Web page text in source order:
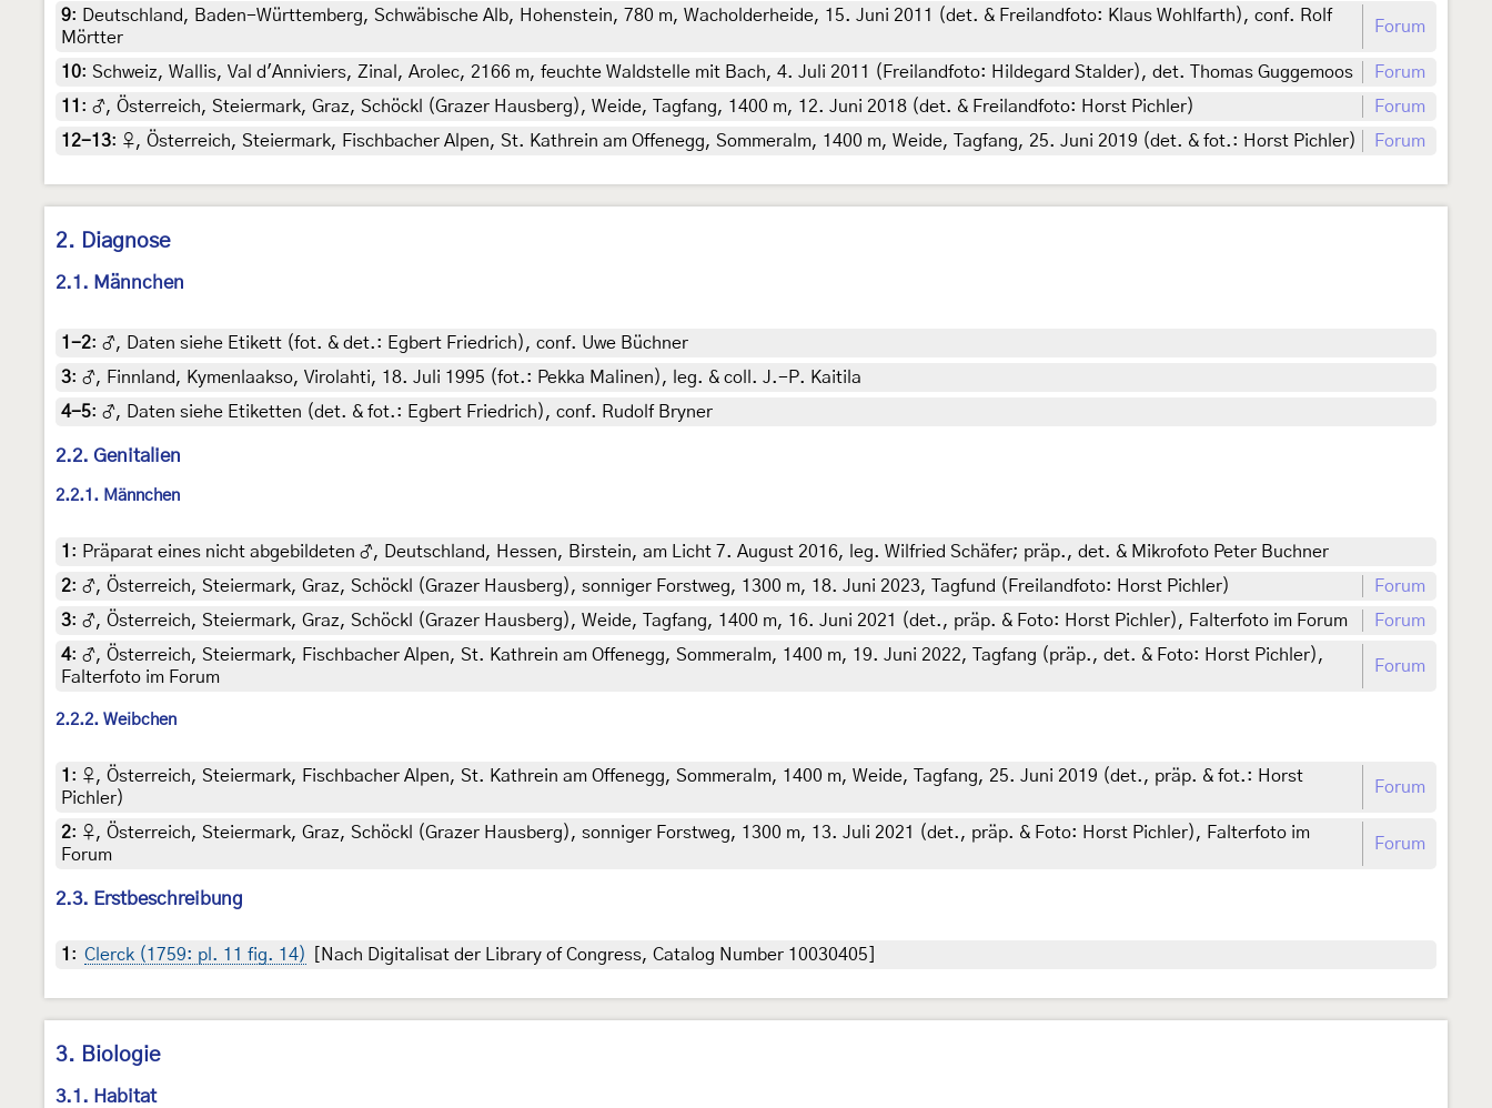
9:
Deutschland, Baden-Württemberg, Schwäbische Alb, Hohenstein, 780 m, Wacholderheide, 15. Juni 2011 (det. & Freilandfoto: Klaus Wohlfarth), conf. Rolf
Mörtter
Forum
10: Schweiz, Wallis, Val d'Anniviers, Zinal, Arolec, 2166 m, feuchte Waldstelle mit Bach, 4. Juli 2011 (Freilandfoto: Hildegard Stalder), det. Thomas Guggemoos
Forum
11 : ♂, Österreich, Steiermark, Graz, Schöckl (Grazer Hausberg), Weide, Tagfang, 1400 m, 12. Juni 2018 (det. & Freilandfoto: Horst Pichler)
Forum
12-13: ♀, Österreich, Steiermark, Fischbacher Alpen, St. Kathrein am Offenegg, Sommeralm, 1400 m, Weide, Tagfang, 25. Juni 2019 (det. & fot.: Horst Pichler) Forum
2. Diagnose
2.1. Männchen
1-2: ♂, Daten siehe Etikett (fot. & det.: Egbert Friedrich), conf. Uwe Büchner
3: ♂, Finnland, Kymenlaakso, Virolahti, 18. Juli 1995 (fot.: Pekka Malinen), leg. & coll. J.-P. Kaitila
4-5: ♂, Daten siehe Etiketten (det. & fot.: Egbert Friedrich), conf. Rudolf Bryner
2.2. Genitalien
2.2.1. Männchen
1 : Präparat eines nicht abgebildeten ♂, Deutschland, Hessen, Birstein, am Licht 7. August 2016, leg. Wilfried Schäfer; präp., det. & Mikrofoto Peter Buchner
2: ♂, Österreich, Steiermark, Graz, Schöckl (Grazer Hausberg), sonniger Forstweg, 1300 m, 18. Juni 2023, Tagfund (Freilandfoto: Horst Pichler)
Forum
3: ♂, Österreich, Steiermark, Graz, Schöckl (Grazer Hausberg), Weide, Tagfang, 1400 m, 16. Juni 2021 (det., präp. & Foto: Horst Pichler), Falterfoto im Forum
Forum
4: ♂, Österreich, Steiermark, Fischbacher Alpen, St. Kathrein am Offenegg, Sommeralm, 1400 m, 19. Juni 2022, Tagfang (präp., det. & Foto: Horst Pichler),
Falterfoto im Forum
Forum
2.2.2. Weibchen
1 : ♀, Österreich, Steiermark, Fischbacher Alpen, St. Kathrein am Offenegg, Sommeralm, 1400 m, Weide, Tagfang, 25. Juni 2019 (det., präp. & fot.: Horst
Pichler)
Forum
2: ♀, Österreich, Steiermark, Graz, Schöckl (Grazer Hausberg), sonniger Forstweg, 1300 m, 13. Juli 2021 (det., präp. & Foto: Horst Pichler), Falterfoto im
Forum
Forum
2.3. Erstbeschreibung
1 : Clerck (1759: pl. 11 fig. 14) [Nach Digitalisat der Library of Congress, Catalog Number 10030405]
3. Biologie
3.1. Habitat